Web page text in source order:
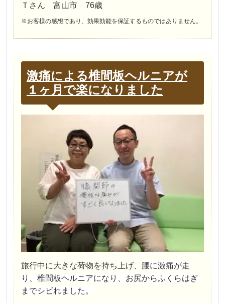
Ｔさん 富山市 76歳
※お客様の感想であり、効果効能を保証するものではありません。
激痛による椎間板ヘルニアが
１ヶ月で楽になりました
旅行中に大きな荷物を持ち上げ、 腰に激痛が走
り、椎間板ヘルニアになり、お尻からふくらはぎ
までシビれました。